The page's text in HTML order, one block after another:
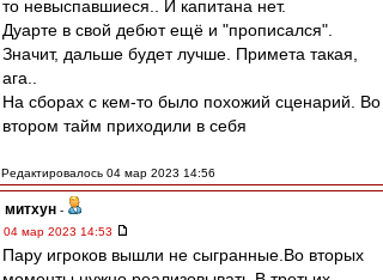
то невыспавшиеся.. И капитана нет.
Дуарте в свой дебют ещё и "прописался".
Значит, дальше будет лучше. Примета такая,
ага..
На сборах с кем-то было похожий сценарий. Во
втором тайм приходили в себя
Редактировалось 04 мар 2023 14:56
митхун -
04 мар 2023 14:53
Пару игроков вышли не сыгранные.Во вторых